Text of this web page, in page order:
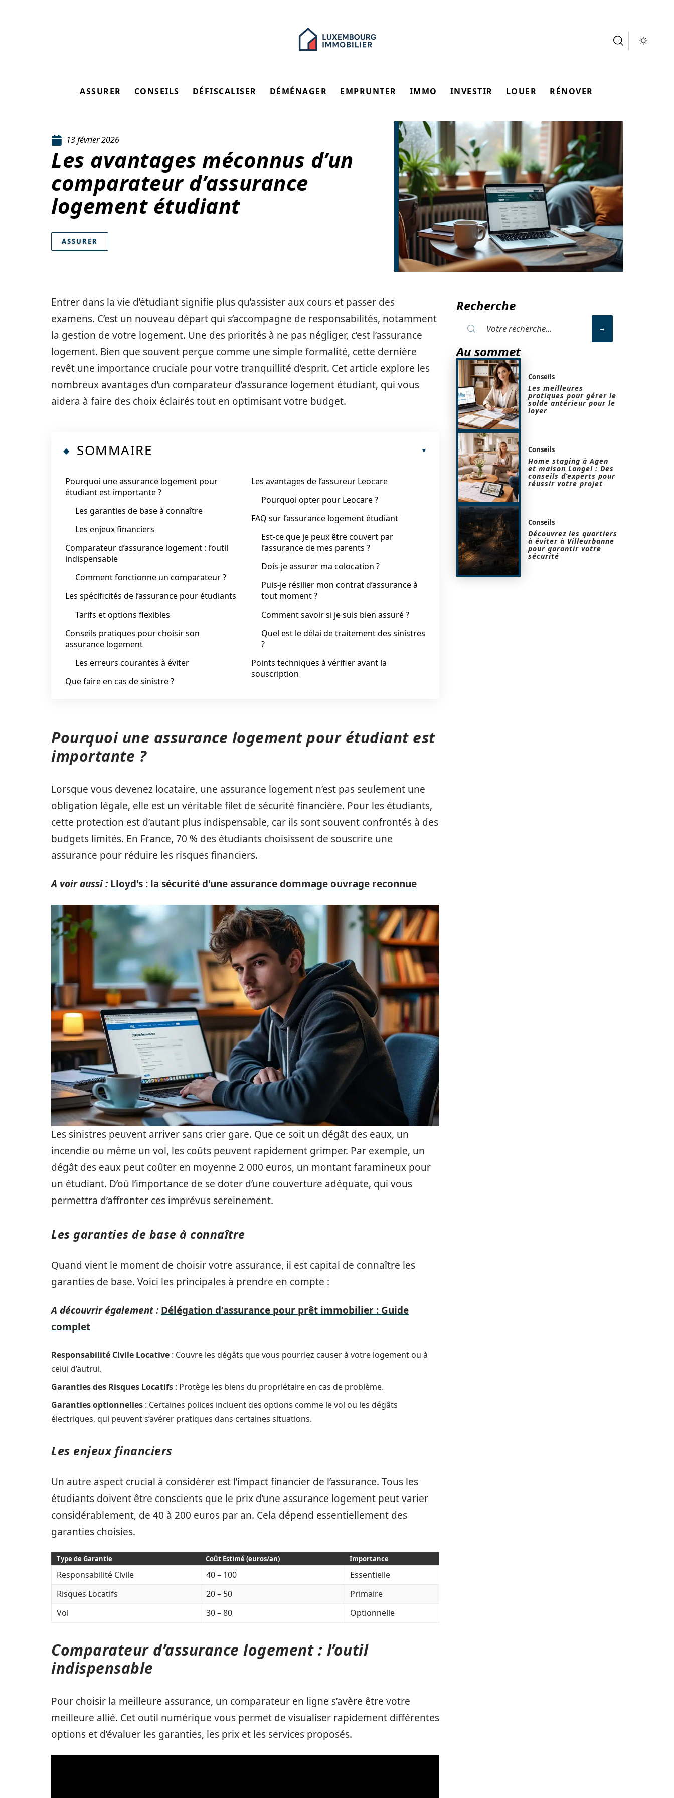
ASSURER CONSEILS DÉFISCALISER DÉMÉNAGER EMPRUNTER IMMO INVESTIR LOUER RÉNOVER
13 février 2026
Les avantages méconnus d’un
comparateur d’assurance
logement étudiant
ASSURER
Entrer dans la vie d’étudiant signifie plus qu’assister aux cours et passer des
examens. C’est un nouveau départ qui s’accompagne de responsabilités, notamment
la gestion de votre logement. Une des priorités à ne pas négliger, c’est l’assurance
logement. Bien que souvent perçue comme une simple formalité, cette dernière
revêt une importance cruciale pour votre tranquillité d’esprit. Cet article explore les
nombreux avantages d’un comparateur d’assurance logement étudiant, qui vous
aidera à faire des choix éclairés tout en optimisant votre budget.
SOMMAIRE
Pourquoi une assurance logement pour
étudiant est importante ?
Les garanties de base à connaître
Les enjeux financiers
Comparateur d’assurance logement : l’outil
indispensable
Comment fonctionne un comparateur ?
Les spécificités de l’assurance pour étudiants
Tarifs et options flexibles
Conseils pratiques pour choisir son
assurance logement
Les erreurs courantes à éviter
Que faire en cas de sinistre ?
Les avantages de l’assureur Leocare
Pourquoi opter pour Leocare ?
FAQ sur l’assurance logement étudiant
Est-ce que je peux être couvert par
l’assurance de mes parents ?
Dois-je assurer ma colocation ?
Puis-je résilier mon contrat d’assurance à
tout moment ?
Comment savoir si je suis bien assuré ?
Quel est le délai de traitement des sinistres
?
Points techniques à vérifier avant la
souscription
Pourquoi une assurance logement pour étudiant est
importante ?
Lorsque vous devenez locataire, une assurance logement n’est pas seulement une
obligation légale, elle est un véritable filet de sécurité financière. Pour les étudiants,
cette protection est d’autant plus indispensable, car ils sont souvent confrontés à des
budgets limités. En France, 70 % des étudiants choisissent de souscrire une
assurance pour réduire les risques financiers.
A voir aussi : Lloyd's : la sécurité d'une assurance dommage ouvrage reconnue
Les sinistres peuvent arriver sans crier gare. Que ce soit un dégât des eaux, un
incendie ou même un vol, les coûts peuvent rapidement grimper. Par exemple, un
dégât des eaux peut coûter en moyenne 2 000 euros, un montant faramineux pour
un étudiant. D’où l’importance de se doter d’une couverture adéquate, qui vous
permettra d’affronter ces imprévus sereinement.
Les garanties de base à connaître
Quand vient le moment de choisir votre assurance, il est capital de connaître les
garanties de base. Voici les principales à prendre en compte :
A découvrir également : Délégation d'assurance pour prêt immobilier : Guide
complet
Responsabilité Civile Locative : Couvre les dégâts que vous pourriez causer à votre logement ou à
celui d’autrui.
Garanties des Risques Locatifs : Protège les biens du propriétaire en cas de problème.
Garanties optionnelles : Certaines polices incluent des options comme le vol ou les dégâts
électriques, qui peuvent s’avérer pratiques dans certaines situations.
Les enjeux financiers
Un autre aspect crucial à considérer est l’impact financier de l’assurance. Tous les
étudiants doivent être conscients que le prix d’une assurance logement peut varier
considérablement, de 40 à 200 euros par an. Cela dépend essentiellement des
garanties choisies.
Type de Garantie Coût Estimé (euros/an) Importance
Responsabilité Civile 40 – 100
Essentielle
Risques Locatifs
20 – 50
Primaire
Vol
30 – 80 Optionnelle
Comparateur d’assurance logement : l’outil
indispensable
Pour choisir la meilleure assurance, un comparateur en ligne s’avère être votre
meilleure allié. Cet outil numérique vous permet de visualiser rapidement différentes
options et d’évaluer les garanties, les prix et les services proposés.
Recherche
Au sommet
Conseils
Les meilleures
pratiques pour gérer le
solde antérieur pour le
loyer
Conseils
Home staging à Agen
et maison Langel : Des
conseils d’experts pour
réussir votre projet
Conseils
Découvrez les quartiers
à éviter à Villeurbanne
pour garantir votre
sécurité